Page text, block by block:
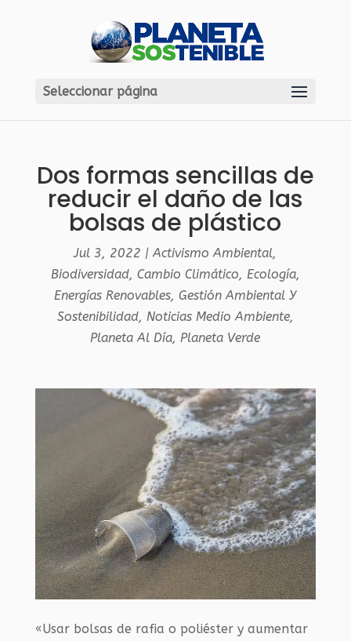
Seleccionar página
Dos formas sencillas de
reducir el daño de las
bolsas de plástico
Jul 3, 2022 |Activismo Ambiental,
Biodiversidad, Cambio Climático, Ecología,
Energías Renovables,Gestión Ambiental Y
Sostenibilidad, Noticias Medio Ambiente,
Planeta Al Día,Planeta Verde
«Usar bolsas de rafia o poliéster y aumentar